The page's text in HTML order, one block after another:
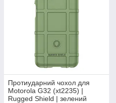
Протиударний чохол для
Motorola G32 (xt2235) |
Rugged Shield | зелений